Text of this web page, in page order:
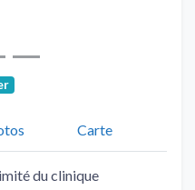
Carte
du clinique